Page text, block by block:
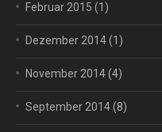
Februar 2015 (1)
Dezember 2014(1)
November 2014(4)
September 2014(8)